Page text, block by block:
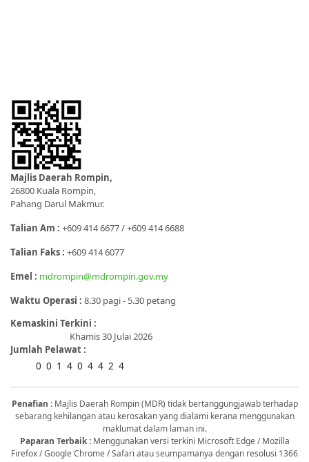
Majlis Daerah Rompin,
26800 Kuala Rompin,
Pahang Darul Makmur.
Talian Am : +609 414 6677 / +609 414 6688
Talian Faks : +609 414 6077
Emel : mdrompin@mdrompin.gov.my
Waktu Operasi : 8.30 pagi - 5.30 petang
Kemaskini Terkini :
Khamis 30 Julai 2026
Jumlah Pelawat :
0 0 1 4 0 4 4 2 4
Penafian :Majlis Daerah Rompin (MDR) tidak bertanggungjawab terhadap
sebarang kehilangan atau kerosakan yang dialami kerana menggunakan
maklumat dalam laman ini.
Paparan Terbaik : Menggunakan versi terkini Microsoft Edge / Mozilla
Firefox / Google Chrome / Safari atau seumpamanya dengan resolusi 1366